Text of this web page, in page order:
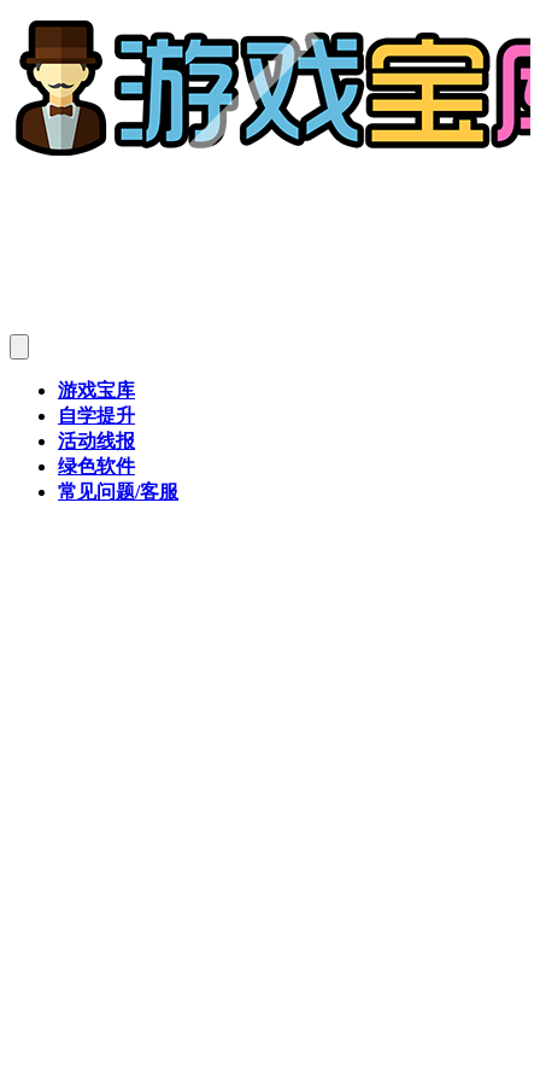
游戏宝库
自学提升
活动线报
绿色软件
常见问题/客服